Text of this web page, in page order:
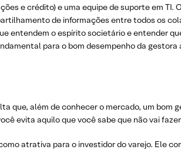
e crédito) e uma equipe de suporte em TI.
de informações entre todos os
entendem o espírito societário e entender
para o bom desempenho da gestora
que, além de conhecer o mercado, um bom
evita aquilo que você sabe que não vai fazer
atrativa para o investidor do varejo. Ele